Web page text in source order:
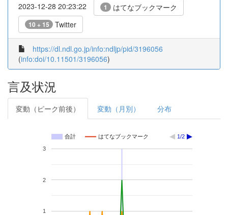
2023-12-28 20:23:22 1 はてなブックマーク
10 + 15 Twitter
https://dl.ndl.go.jp/info:ndljp/pid/3196056
(info:doi/10.11501/3196056)
言及状況
変動（ピーク前後） 変動（月別） 分布
合計 はてなブックマーク 1/2
1
2
3